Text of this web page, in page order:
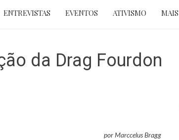
ENTREVISTAS EVENTOS ATIVISMO MAIS
da Drag Fourdon
por Marccelus Bragg